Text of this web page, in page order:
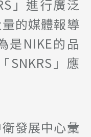
」進行廣泛
的媒體報導
是NIKE的品
SNKRS」應
發展中心彙